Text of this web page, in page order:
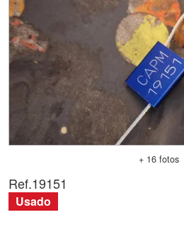
+ 16 fotos
Ref.19151
Usado